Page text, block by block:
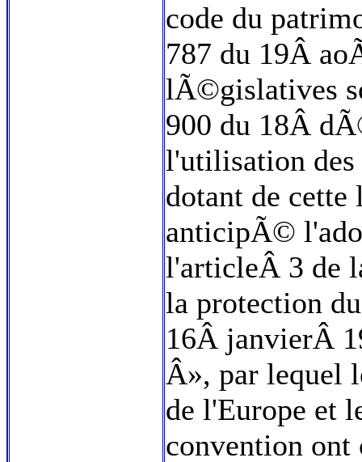
code du
787 du 19Â
lÃ©gislatives
900 du 18Â
l'utilisation
dotant de cette
anticipÃ©
l'articleÂ 3 de
la protection
16Â janvierÂ
Â», par lequel
de l'Europe et
convention